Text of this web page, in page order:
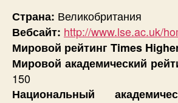
Страна: Великобритания
Вебсайт: http://www.lse.ac.uk/
Мировой рейтинг Times
Мировой академический
150
Национальный